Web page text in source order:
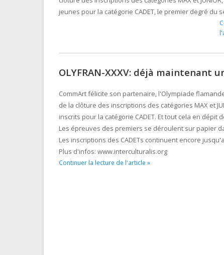
jeunes pour la catégorie CADET, le premier degré
OLYFRAN-XXXV: déjà maintenant
CommArt félicite son partenaire, l'Olympiade
de la clôture des inscriptions des catégories MAX et
inscrits pour la catégorie CADET. Et tout cela en
Les épreuves des premiers se déroulent sur papier
Les inscriptions des CADETs continuent encore
Plus d'infos: www.interculturalis.org
Continuer la lecture de l'article »